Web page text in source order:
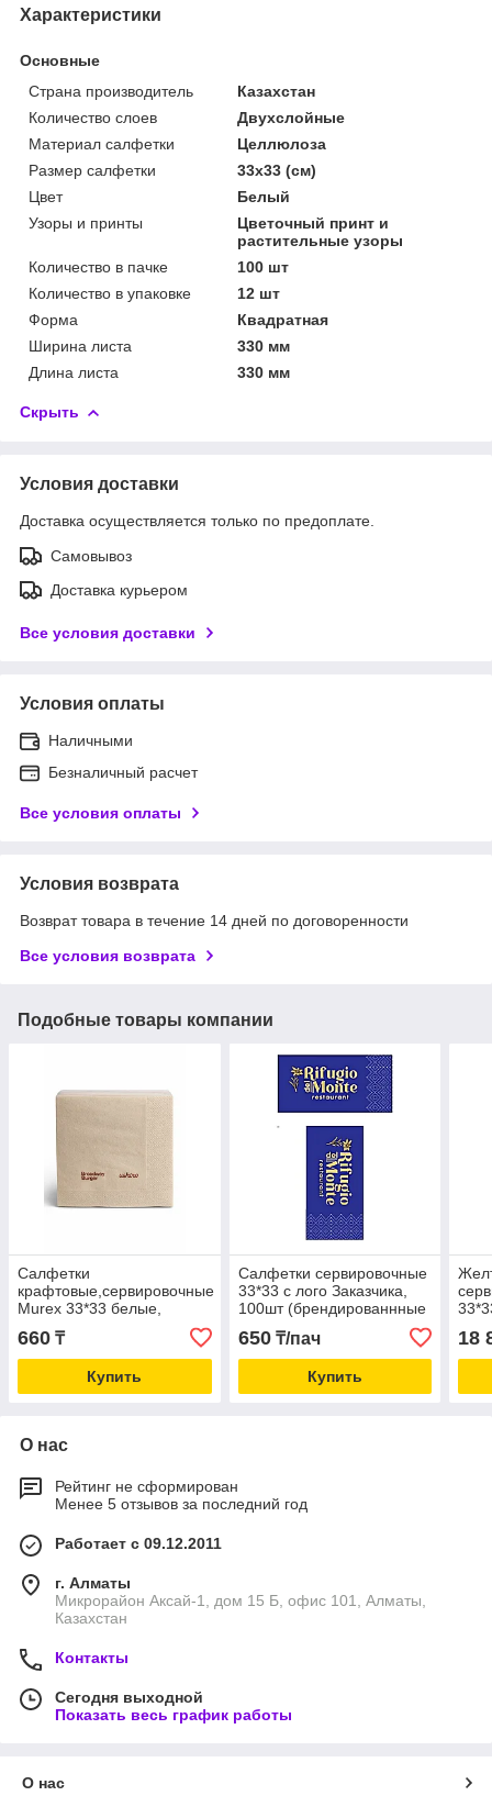
Характеристики
Основные
Страна производитель
Казахстан
Количество слоев
Двухслойные
Материал салфетки
Целлюлоза
Размер салфетки
33х33 (см)
Цвет
Белый
Узоры и принты
Цветочный принт и
растительные узоры
Количество в пачке
100 шт
Количество в упаковке
12 шт
Форма
Квадратная
Ширина листа
330 мм
Длина листа
330 мм
Скрыть
Условия доставки
Доставка осуществляется только по предоплате.
Самовывоз
Доставка курьером
Все условия доставки
Условия оплаты
Наличными
Безналичный расчет
Все условия оплаты
Условия возврата
Возврат товара в течение 14 дней по договоренности
Все условия возврата
Подобные товары компании
Салфетки
крафтовые,сервировочные
Murex 33*33 белые,
премиум качество,12
упаковок по 100шт
660 ₸
Купить
Салфетки сервировочные
33*33 с лого Заказчика,
100шт (брендированнные
салфетки премиум
качества)
650₸/пач
Купить
18
О нас
Рейтинг не сформирован
Менее 5 отзывов за последний год
Работает с 09.12.2011
г. Алматы
Микрорайон Аксай-1, дом 15 Б, офис 101, Алматы,
Казахстан
Контакты
Сегодня выходной
Показать весь график работы
О нас